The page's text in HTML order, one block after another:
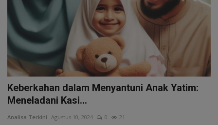
Keberkahan dalam Menyantuni Anak Yatim:
Meneladani Kasi...
Analisa Terkini Agustus 10, 2024 0 21